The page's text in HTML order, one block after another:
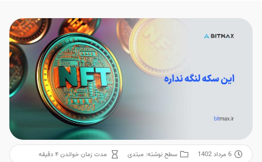
6 مرداد 1402 سطح نوشته: مبتدی مدت زمان خواندن ۴ دقیقه